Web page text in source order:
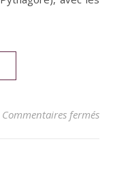
Commentaires fermés